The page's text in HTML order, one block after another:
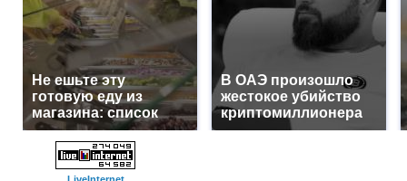
Не ешьте эту
готовую еду из
магазина: список
В ОАЭ произошло
жестокое убийство
криптомиллионера